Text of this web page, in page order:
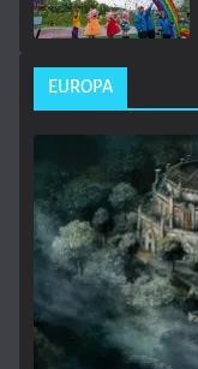
EUROPA